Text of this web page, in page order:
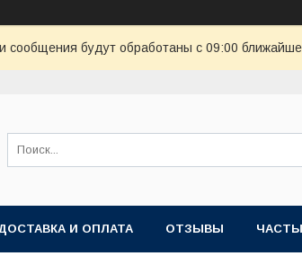
сообщения будут обработаны с 09:00
И ОПЛАТА ОТЗЫВЫ